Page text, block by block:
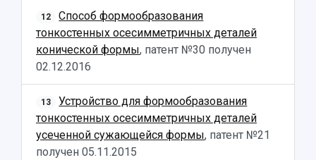
12
Способ формообразования
тонкостенных осесимметричных деталей
конической формы, патент №30 получен
02.12.2016
13
Устройство для формообразования
тонкостенных осесимметричных деталей
усеченной сужающейся формы, патент №21
получен 05.11.2015